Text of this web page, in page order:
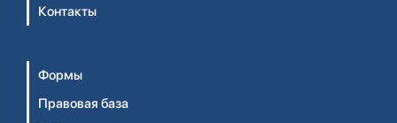
Контакты
Формы
Правовая база